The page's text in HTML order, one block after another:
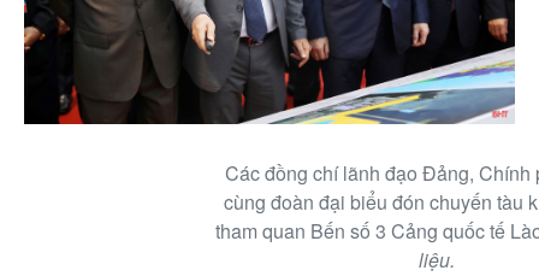
Các đồng chí lãnh đạo Đảng, Chính
cùng đoàn đại biểu đón chuyến tàu
tham quan Bến số 3 Cảng quốc tế
liệu.